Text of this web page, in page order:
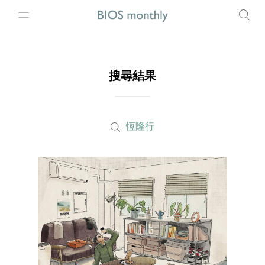
搜尋結果
恆隆行